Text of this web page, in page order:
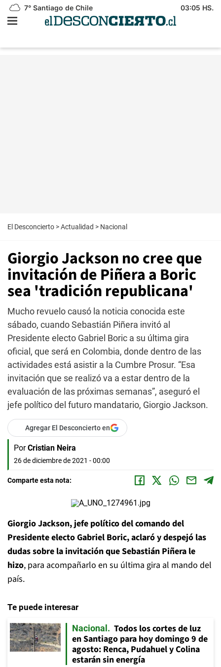
7° Santiago de Chile 03:05 HS.
El Desconcierto >Actualidad > Nacional
Giorgio Jackson no cree que
invitación de Piñera a Boric
sea 'tradición republicana'
Mucho revuelo causó la noticia conocida este
sábado, cuando Sebastián Piñera invitó al
Presidente electo Gabriel Boric a su última gira
oficial, que será en Colombia, donde dentro de las
actividades está asistir a la Cumbre Prosur. “Esa
invitación que se realizó va a estar dentro de la
evaluación de las próximas semanas”, aseguró el
jefe político del futuro mandatario, Giorgio Jackson.
Agregar El Desconcierto en
Por Cristian Neira
26 de diciembre de 2021 - 00:00
Comparte esta nota:
Giorgio Jackson, jefe político del comando del
Presidente electo Gabriel Boric, aclaró y despejó las
dudas sobre la invitación que Sebastián Piñera le
hizo, para acompañarlo en su última gira al mando del
país.
Te puede interesar
Nacional
Todos los cortes de luz
en Santiago para hoy domingo 9 de
agosto: Renca, Pudahuel y Colina
estarán sin energía